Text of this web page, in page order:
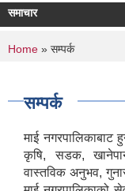
समाचार
You are
Home » सम्पर्क
सम्पर्क
माई नगरपालिकाबाट
कृषि, सडक,
वास्तविक अनुभव,